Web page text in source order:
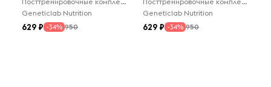
Geneticlab Nutrition
629 -34% 950
Geneticlab Nutrition
629 -34% 950